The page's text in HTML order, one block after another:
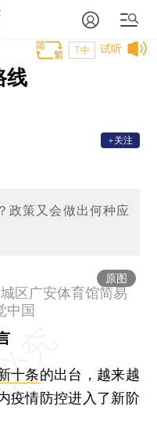
试听
T中
线
+关注
政策又会做出何种应
原图
区广安体育馆简易
中国
十条的出台，越来越
疫情防控进入了新阶